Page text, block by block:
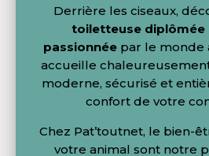
Derrière les ciseaux,
toiletteuse diplômée
passionnéepar le monde
accueille
moderne, sécurisé et
confort de votre
Chez Pat’toutnet, le bien-
votre animal sont notre